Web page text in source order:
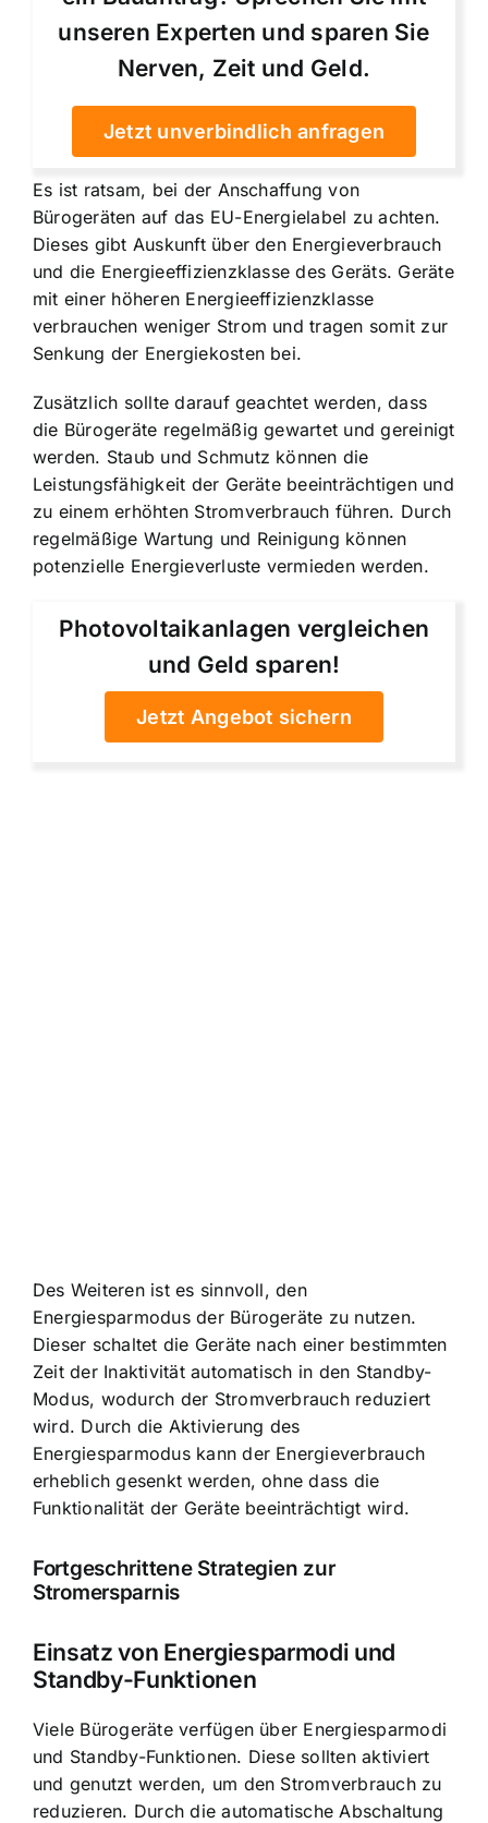
unseren Experten und sparen Sie
Nerven, Zeit und Geld.
Jetzt unverbindlich anfragen
Es ist ratsam, bei der Anschaffung von
Bürogeräten auf das EU-Energielabel zu achten.
Dieses gibt Auskunft über den Energieverbrauch
und die Energieeffizienzklasse des Geräts. Geräte
mit einer höheren Energieeffizienzklasse
verbrauchen weniger Strom und tragen somit zur
Senkung der Energiekosten bei.
Zusätzlich sollte darauf geachtet werden, dass
die Bürogeräte regelmäßig gewartet und gereinigt
werden. Staub und Schmutz können die
Leistungsfähigkeit der Geräte beeinträchtigen und
zu einem erhöhten Stromverbrauch führen. Durch
regelmäßige Wartung und Reinigung können
potenzielle Energieverluste vermieden werden.
Photovoltaikanlagen vergleichen
und Geld sparen!
Jetzt Angebot sichern
Des Weiteren ist es sinnvoll, den
Energiesparmodus der Bürogeräte zu nutzen.
Dieser schaltet die Geräte nach einer bestimmten
Zeit der Inaktivität automatisch in den Standby-
Modus, wodurch der Stromverbrauch reduziert
wird. Durch die Aktivierung des
Energiesparmodus kann der Energieverbrauch
erheblich gesenkt werden, ohne dass die
Funktionalität der Geräte beeinträchtigt wird.
Fortgeschrittene Strategien zur
Stromersparnis
Einsatz von Energiesparmodi und
Standby-Funktionen
Viele Bürogeräte verfügen über Energiesparmodi
und Standby-Funktionen. Diese sollten aktiviert
und genutzt werden, um den Stromverbrauch zu
reduzieren. Durch die automatische Abschaltung